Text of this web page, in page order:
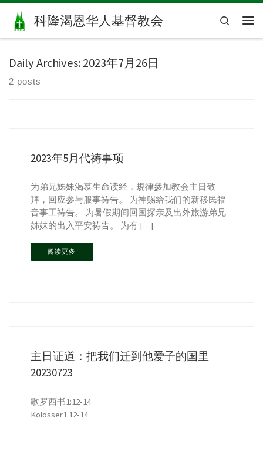
Skip to content
科隆渴恩华人基督教会
Search
Daily Archives:2023年7月26日
2 posts
2023年5月代祷事项
为弟兄姊妹渴慕生命读经，規律參加教会主日敬
拜，回应参与服事祷告。 为神赐给我们的新移民福
音事工祷告。 为暑假期间回国探亲及出外旅游弟兄
姊妹的出入平安祷告。 为有 […]
阅读更多
主日证道：把我们迁到他爱子的国里
20230723
歌罗西书1:12-14
Kolosser1.12-14